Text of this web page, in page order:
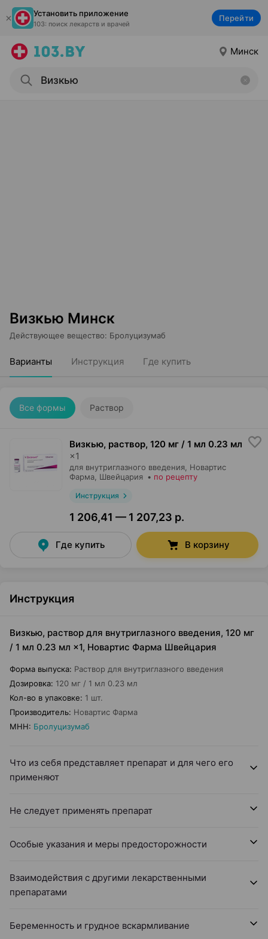
Установить приложение
103: поиск лекарств и врачей
Перейти
Минск
Визкью Минск
Действующее вещество: Бролуцизумаб
Варианты Инструкция Где купить
Все формы Раствор
Визкью, раствор, 120 мг / 1 мл 0.23 мл
×1
для внутриглазного введения, Новартис
Фарма , Швейцария • по рецепту
Инструкция
1 206,41 — 1 207,23 р.
Где купить В корзину
Инструкция
Визкью, раствор для внутриглазного введения, 120 мг
/ 1 мл 0.23 мл ×1, Новартис Фарма Швейцария
Форма выпуска: Раствор для внутриглазного введения
Дозировка: 120 мг / 1 мл 0.23 мл
Кол-во в упаковке: 1 шт.
Производитель: Новартис Фарма
МНН: Бролуцизумаб
Что из себя представляет препарат и для чего его
применяют
Не следует применять препарат
Особые указания и меры предосторожности
Взаимодействия с другими лекарственными
препаратами
Беременность и грудное вскармливание